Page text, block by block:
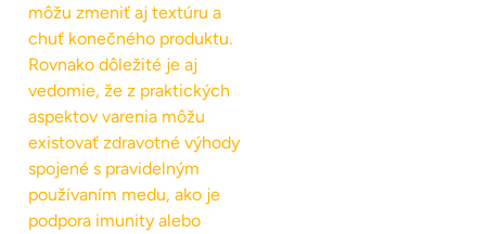
môžu zmeniť aj textúru a
chuť konečného produktu.
Rovnako dôležité je aj
vedomie, že z praktických
aspektov varenia môžu
existovať zdravotné výhody
spojené s pravidelným
používaním medu, ako je
podpora imunity alebo